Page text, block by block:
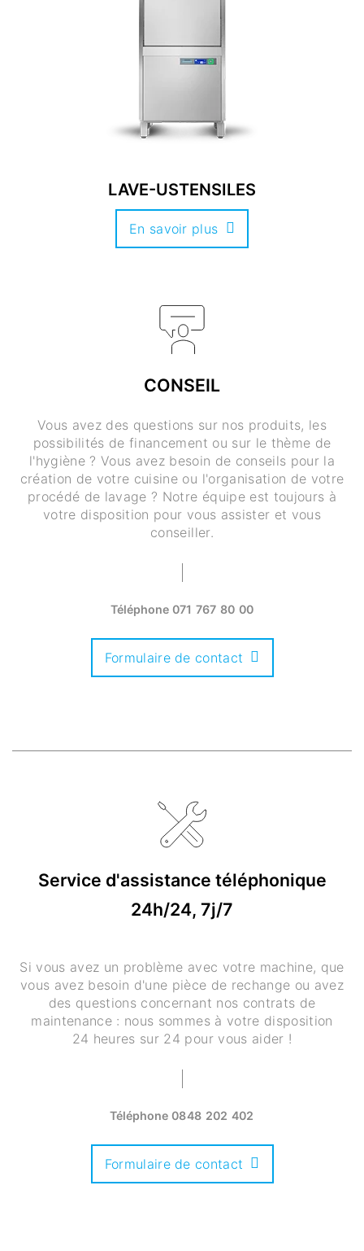
LAVE-USTENSILES
En savoir plus
CONSEIL
Vous avez des questions sur nos produits, les
possibilités de financement ou sur le thème de
l'hygiène ? Vous avez besoin de conseils pour la
création de votre cuisine ou l'organisation de votre
procédé de lavage ? Notre équipe est toujours à
votre disposition pour vous assister et vous
conseiller.
Téléphone 071 767 80 00
Formulaire de contact
Service d'assistance téléphonique
24h/24, 7j/7
Si vous avez un problème avec votre machine, que
vous avez besoin d'une pièce de rechange ou avez
des questions concernant nos contrats de
maintenance : nous sommes à votre disposition
24 heures sur 24 pour vous aider !
Téléphone0848 202 402
Formulaire de contact